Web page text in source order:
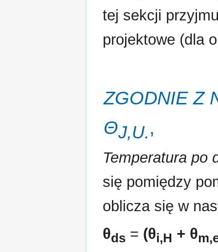
tej sekcji
projektowe (dla
ZGODNIE Z
ΘJ,U.,
Temperatura po
się pomiędzy
oblicza się w
θds = (θi,H + θ